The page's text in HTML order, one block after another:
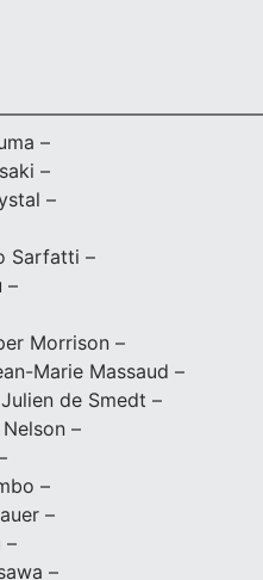
–
–
–
Sarfatti –
–
Morrison –
Marie Massaud –
de Smedt –
–
–
–
–
–